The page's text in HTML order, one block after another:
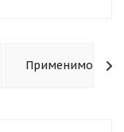
Применимость